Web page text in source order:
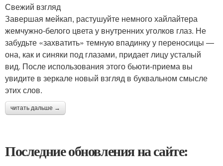
Свежий взгляд
Завершая мейкап, растушуйте немного хайлайтера
жемчужно-белого цвета у внутренних уголков глаз. Не
забудьте «захватить» темную впадинку у переносицы —
она, как и синяки под глазами, придает лицу усталый
вид. После использования этого бьюти-приема вы
увидите в зеркале новый взгляд в буквальном смысле
этих слов.
читать дальше →
Последние обновления на сайте: